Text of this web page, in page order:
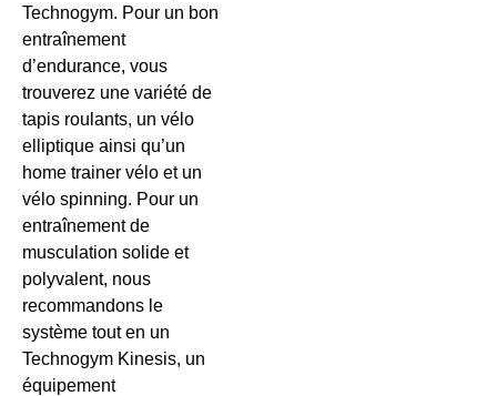
Technogym. Pour un bon
entraînement
d’endurance, vous
trouverez une variété de
tapis roulants, un vélo
elliptique ainsi qu’un
home trainer vélo et un
vélo spinning. Pour un
entraînement de
musculation solide et
polyvalent, nous
recommandons le
système tout en un
Technogym Kinesis, un
équipement